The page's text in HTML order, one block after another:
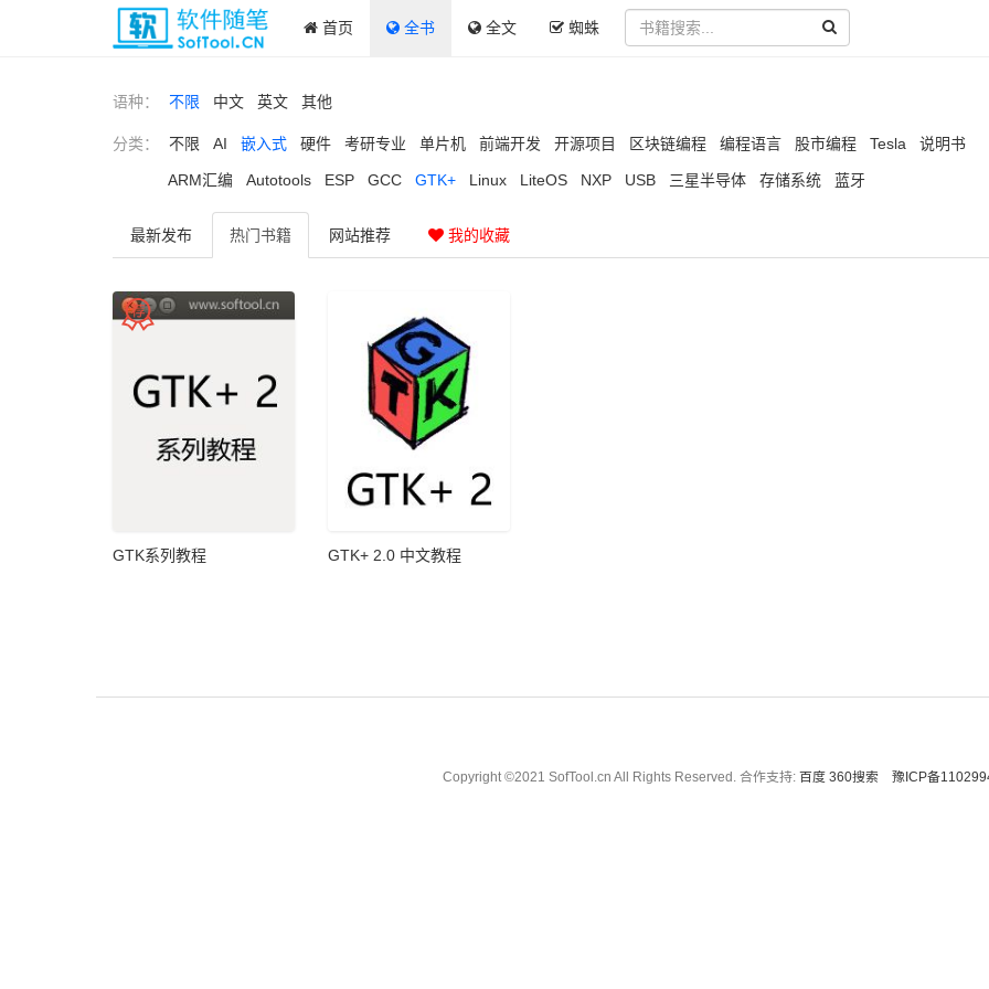
首页 全书 全文 蜘蛛
语种： 不限 中文 英文 其他
分类： 不限 AI 嵌入式 硬件 考研专业 单片机 前端开发 开源项目 区块链编程 编程语言 股市编程 Tesla 说明书
ARM汇编 Autotools ESP GCC GTK+ Linux LiteOS NXP USB 三星半导体 存储系统 蓝牙
最新发布 热门书籍 网站推荐 我的收藏
GTK系列教程 GTK+ 2.0 中文教程
Copyright ©2021 SofTool.cn All Rights Reserved. 合作支持: 百度 360搜索 豫ICP备